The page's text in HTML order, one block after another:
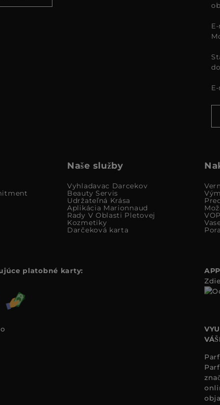
Naše služby
Vyhladavac Darcekov
Beauty Servis
Udržateľná Krása
Aplikácia Marionnaud
Rady V Oblasti Pletovej
Kozmetiky
Darčeková karta
platobné karty: